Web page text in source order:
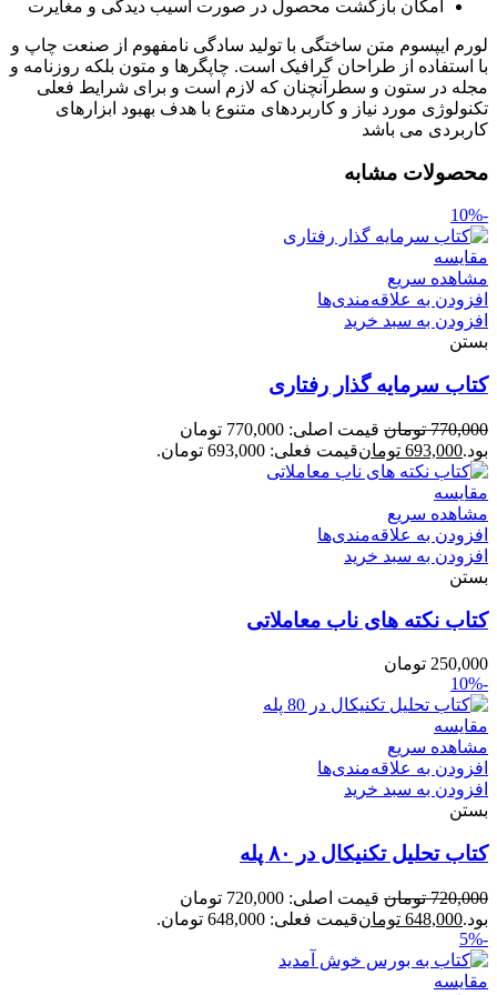
امکان بازگشت محصول در صورت آسیب دیدگی و مغایرت
لورم ایپسوم متن ساختگی با تولید سادگی نامفهوم از صنعت چاپ و
با استفاده از طراحان گرافیک است. چاپگرها و متون بلکه روزنامه و
مجله در ستون و سطرآنچنان که لازم است و برای شرایط فعلی
تکنولوژی مورد نیاز و کاربردهای متنوع با هدف بهبود ابزارهای
کاربردی می باشد
محصولات مشابه
-10%
مقایسه
مشاهده سریع
افزودن به علاقه‌مندی‌ها
افزودن به سبد خرید
بستن
کتاب سرمایه گذار رفتاری
770,000 تومان
قیمت اصلی: 770,000 تومان
بود.693,000 تومانقیمت فعلی: 693,000 تومان.
مقایسه
مشاهده سریع
افزودن به علاقه‌مندی‌ها
افزودن به سبد خرید
بستن
کتاب نکته های ناب معاملاتی
250,000 تومان
-10%
مقایسه
مشاهده سریع
افزودن به علاقه‌مندی‌ها
افزودن به سبد خرید
بستن
کتاب تحلیل تکنیکال در ۸۰ پله
720,000 تومان
قیمت اصلی: 720,000 تومان
بود.648,000 تومانقیمت فعلی: 648,000 تومان.
-5%
مقایسه